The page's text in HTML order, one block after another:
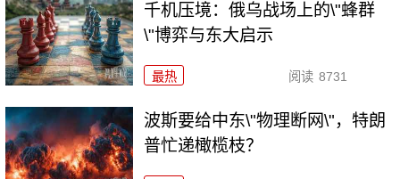
千机压境：俄乌战场上的\"蜂群
\"博弈与东大启示
最热 阅读 8731
波斯要给中东\"物理断网\"，特朗
普忙递橄榄枝？